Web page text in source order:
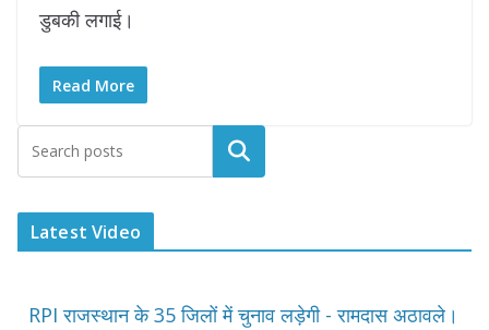
डुबकी लगाई।
Read More
Latest Video
RPI राजस्थान के 35 जिलों में चुनाव लड़ेगी - रामदास अठावले।